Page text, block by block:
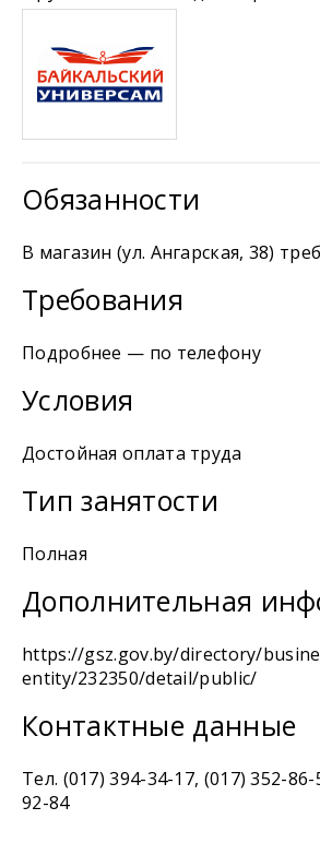
Обязанности
В магазин (ул. Ангарская, 38)
Требования
Подробнее — по телефону
Условия
Достойная оплата труда
Тип занятости
Полная
Дополнительная
https://gsz.gov.by/directory/
entity/232350/detail/public/
Контактные данные
Тел. (017) 394-34-17, (017) 352-
92-84